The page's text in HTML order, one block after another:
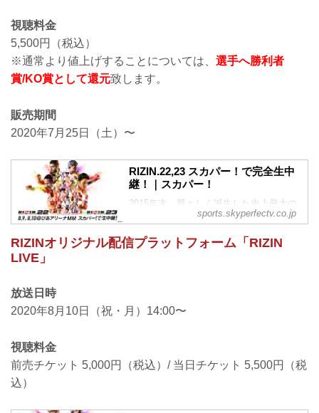
視聴料金
5,500円（税込）
※通常より値上げすることについては、 選手へ勝利者
賞/KO賞として還元致します。
販売期間
2020年7月25日（土）〜
RIZIN.22,23 スカパー！で完全生中
継！｜スカパー！
2015年末、華々しく誕生した史上最大の
格闘技フェデレーション『RIZIN』。スカ
『RIZIN.23』を完全生中継でお届け！
sports.skyperfectv.co.jp
RIZINオリジナル配信プラットフォーム「RIZIN
LIVE」
放送日時
2020年8月10日（祝・月）14:00〜
視聴料金
前売チケット 5,000円（税込）/ 当日チケット 5,500円（税
込）